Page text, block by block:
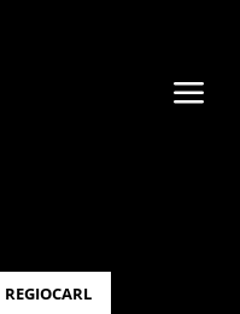
a
REGIOCARL